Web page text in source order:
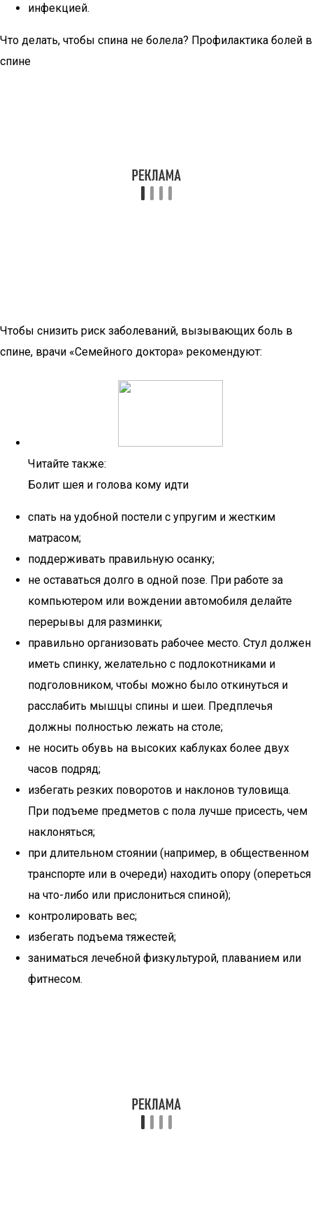
инфекцией.
Что делать, чтобы спина не болела? Профилактика болей в
спине
Чтобы снизить риск заболеваний, вызывающих боль в
спине, врачи «Семейного доктора» рекомендуют:
Читайте также:
Болит шея и голова кому идти
спать на удобной постели с упругим и жестким
матрасом;
поддерживать правильную осанку;
не оставаться долго в одной позе. При работе за
компьютером или вождении автомобиля делайте
перерывы для разминки;
правильно организовать рабочее место. Стул должен
иметь спинку, желательно с подлокотниками и
подголовником, чтобы можно было откинуться и
расслабить мышцы спины и шеи. Предплечья
должны полностью лежать на столе;
не носить обувь на высоких каблуках более двух
часов подряд;
избегать резких поворотов и наклонов туловища.
При подъеме предметов с пола лучше присесть, чем
наклоняться;
при длительном стоянии (например, в общественном
транспорте или в очереди) находить опору (опереться
на что-либо или прислониться спиной);
контролировать вес;
избегать подъема тяжестей;
заниматься лечебной физкультурой, плаванием или
фитнесом.